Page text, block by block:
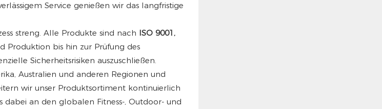
Service genießen wir das langfristige
streng. Alle Produkte sind nach ISO 9001,
Produktion bis hin zur Prüfung des
Sicherheitsrisiken auszuschließen.
Australien und anderen Regionen und
wir unser Produktsortiment kontinuierlich
dabei an den globalen Fitness-, Outdoor- und